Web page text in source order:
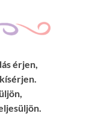
érjen,